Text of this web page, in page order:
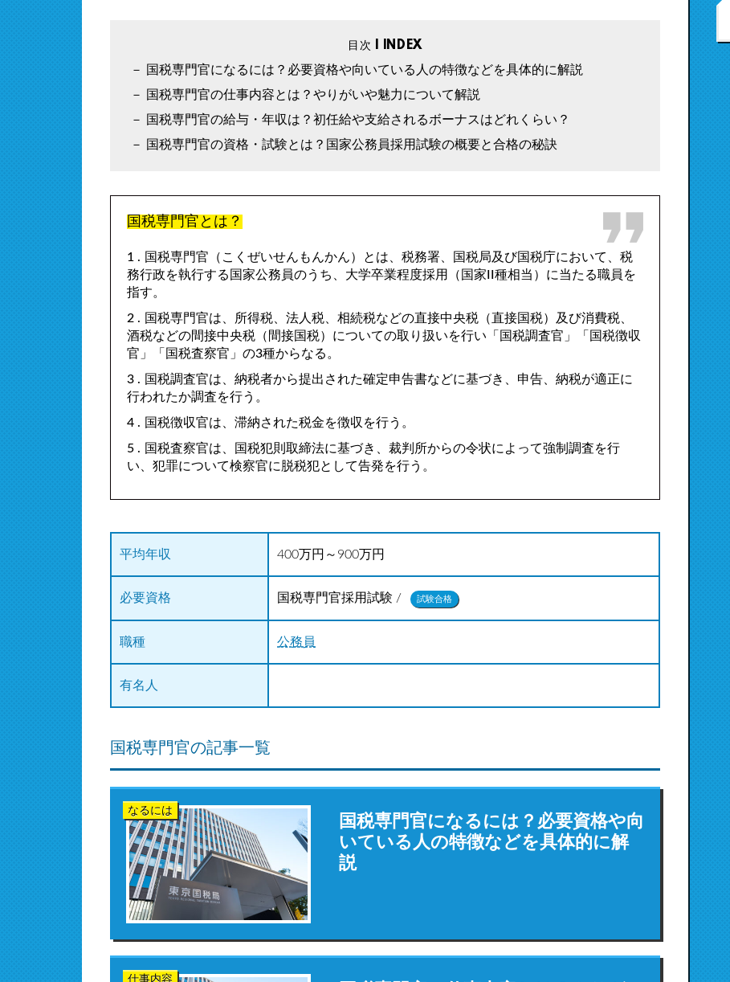
国税専門官になるには？必要資格や向いている人の特徴などを具体的に解説
国税専門官の仕事内容とは？やりがいや魅力について解説
国税専門官の給与・年収は？初任給や支給されるボーナスはどれくらい？
国税専門官の資格・試験とは？国家公務員採用試験の概要と合格の秘訣
国税専門官とは？
国税専門官（こくぜいせんもんかん）とは、税務署、国税局及び国税庁において、税
務行政を執行する国家公務員のうち、大学卒業程度採用（国家II種相当）に当たる職員を
指す。
国税専門官は、所得税、法人税、相続税などの直接中央税（直接国税）及び消費税、
酒税などの間接中央税（間接国税）についての取り扱いを行い「国税調査官」「国税徴収
官」「国税査察官」の3種からなる。
国税調査官は、納税者から提出された確定申告書などに基づき、申告、納税が適正に
行われたか調査を行う。
国税徴収官は、滞納された税金を徴収を行う。
国税査察官は、国税犯則取締法に基づき、裁判所からの令状によって強制調査を行
い、犯罪について検察官に脱税犯として告発を行う。
平均年収 400万円～900万円
必要資格 国税専門官採用試験 / 試験合格
職種 公務員
有名人
国税専門官の記事一覧
なるには
国税専門官になるには？必要資格や向
いている人の特徴などを具体的に解
説
仕事内容